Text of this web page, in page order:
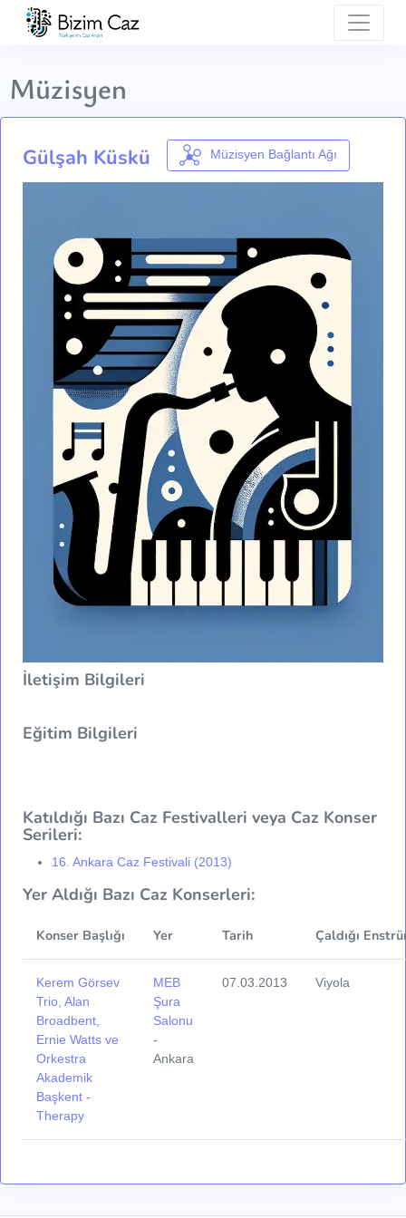
Müzisyen
Gülşah Küskü Müzisyen Bağlantı Ağı
İletişim Bilgileri
Eğitim Bilgileri
Katıldığı Bazı Caz Festivalleri veya Caz Konser
Serileri:
16. Ankara Caz Festivali (2013)
Yer Aldığı Bazı Caz Konserleri:
Konser Başlığı Yer Tarih Çaldığı
Kerem Görsev
Trio, Alan
Broadbent,
Ernie Watts ve
Orkestra
Akademik
Başkent -
Therapy
MEB
Şura
Salonu
-
Ankara
07.03.2013 Viyola